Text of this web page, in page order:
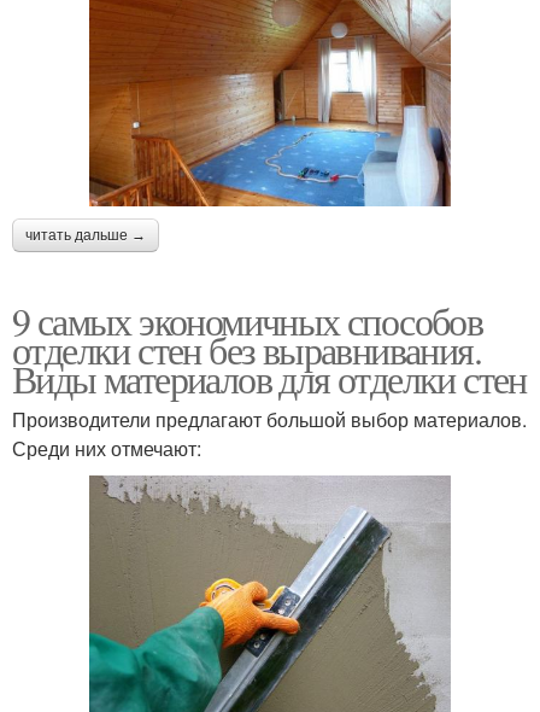
читать дальше →
9 самых экономичных способов
отделки стен без выравнивания.
Виды материалов для отделки стен
Производители предлагают большой выбор материалов.
Среди них отмечают: